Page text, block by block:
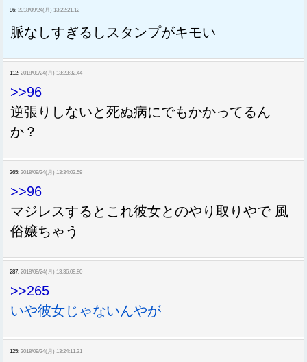
96: 2018/09/24(月) 13:22:21.12
脈なしすぎるしスタンプがキモい
112: 2018/09/24(月) 13:23:32.44
>>96
逆張りしないと死ぬ病にでもかかってるん
か？
265: 2018/09/24(月) 13:34:03.59
>>96
マジレスするとこれ彼女とのやり取りやで 風
俗嬢ちゃう
287: 2018/09/24(月) 13:36:09.80
>>265
いや彼女じゃないんやが
125: 2018/09/24(月) 13:24:11.31